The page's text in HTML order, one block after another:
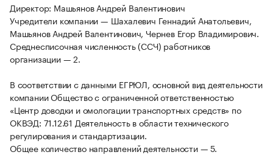
Директор: Машьянов Андрей Валентинович
Учредители компании — Шахалевич Геннадий Анатольевич,
Машьянов Андрей Валентинович, Чернев Егор Владимирович.
Среднесписочная численность (ССЧ) работников
организации — 2.
В соответствии с данными ЕГРЮЛ, основной вид деятельности
компании Общество с ограниченной ответственностью
«Центр доводки и омологации транспортных средств» по
ОКВЭД: 71.12.61 Деятельность в области технического
регулирования и стандартизации.
Общее количество направлений деятельности — 5.